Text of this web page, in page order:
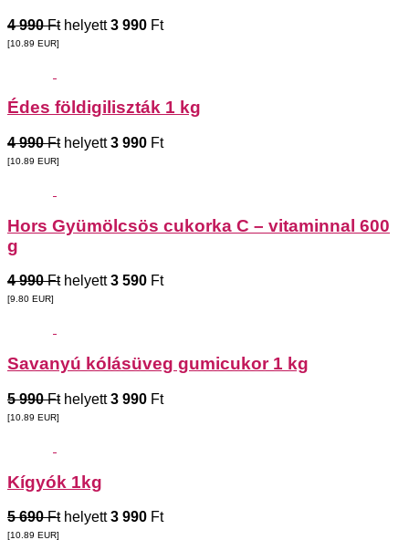
4 990 Fthelyett3 990 Ft
[10.89 EUR]
Édes földigiliszták 1 kg
4 990 Fthelyett3 990 Ft
[10.89 EUR]
Hors Gyümölcsös cukorka C – vitaminnal 600
g
4 990 Fthelyett3 590 Ft
[9.80 EUR]
Savanyú kólásüveg gumicukor 1 kg
5 990 Fthelyett3 990 Ft
[10.89 EUR]
Kígyók 1kg
5 690 Fthelyett3 990 Ft
[10.89 EUR]